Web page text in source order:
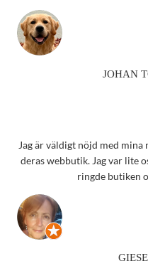
JOHAN
Jag är väldigt nöjd med mina
deras webbutik. Jag var lite
ringde butiken